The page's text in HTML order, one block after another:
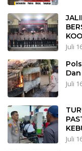
Juli
Juli
Juli